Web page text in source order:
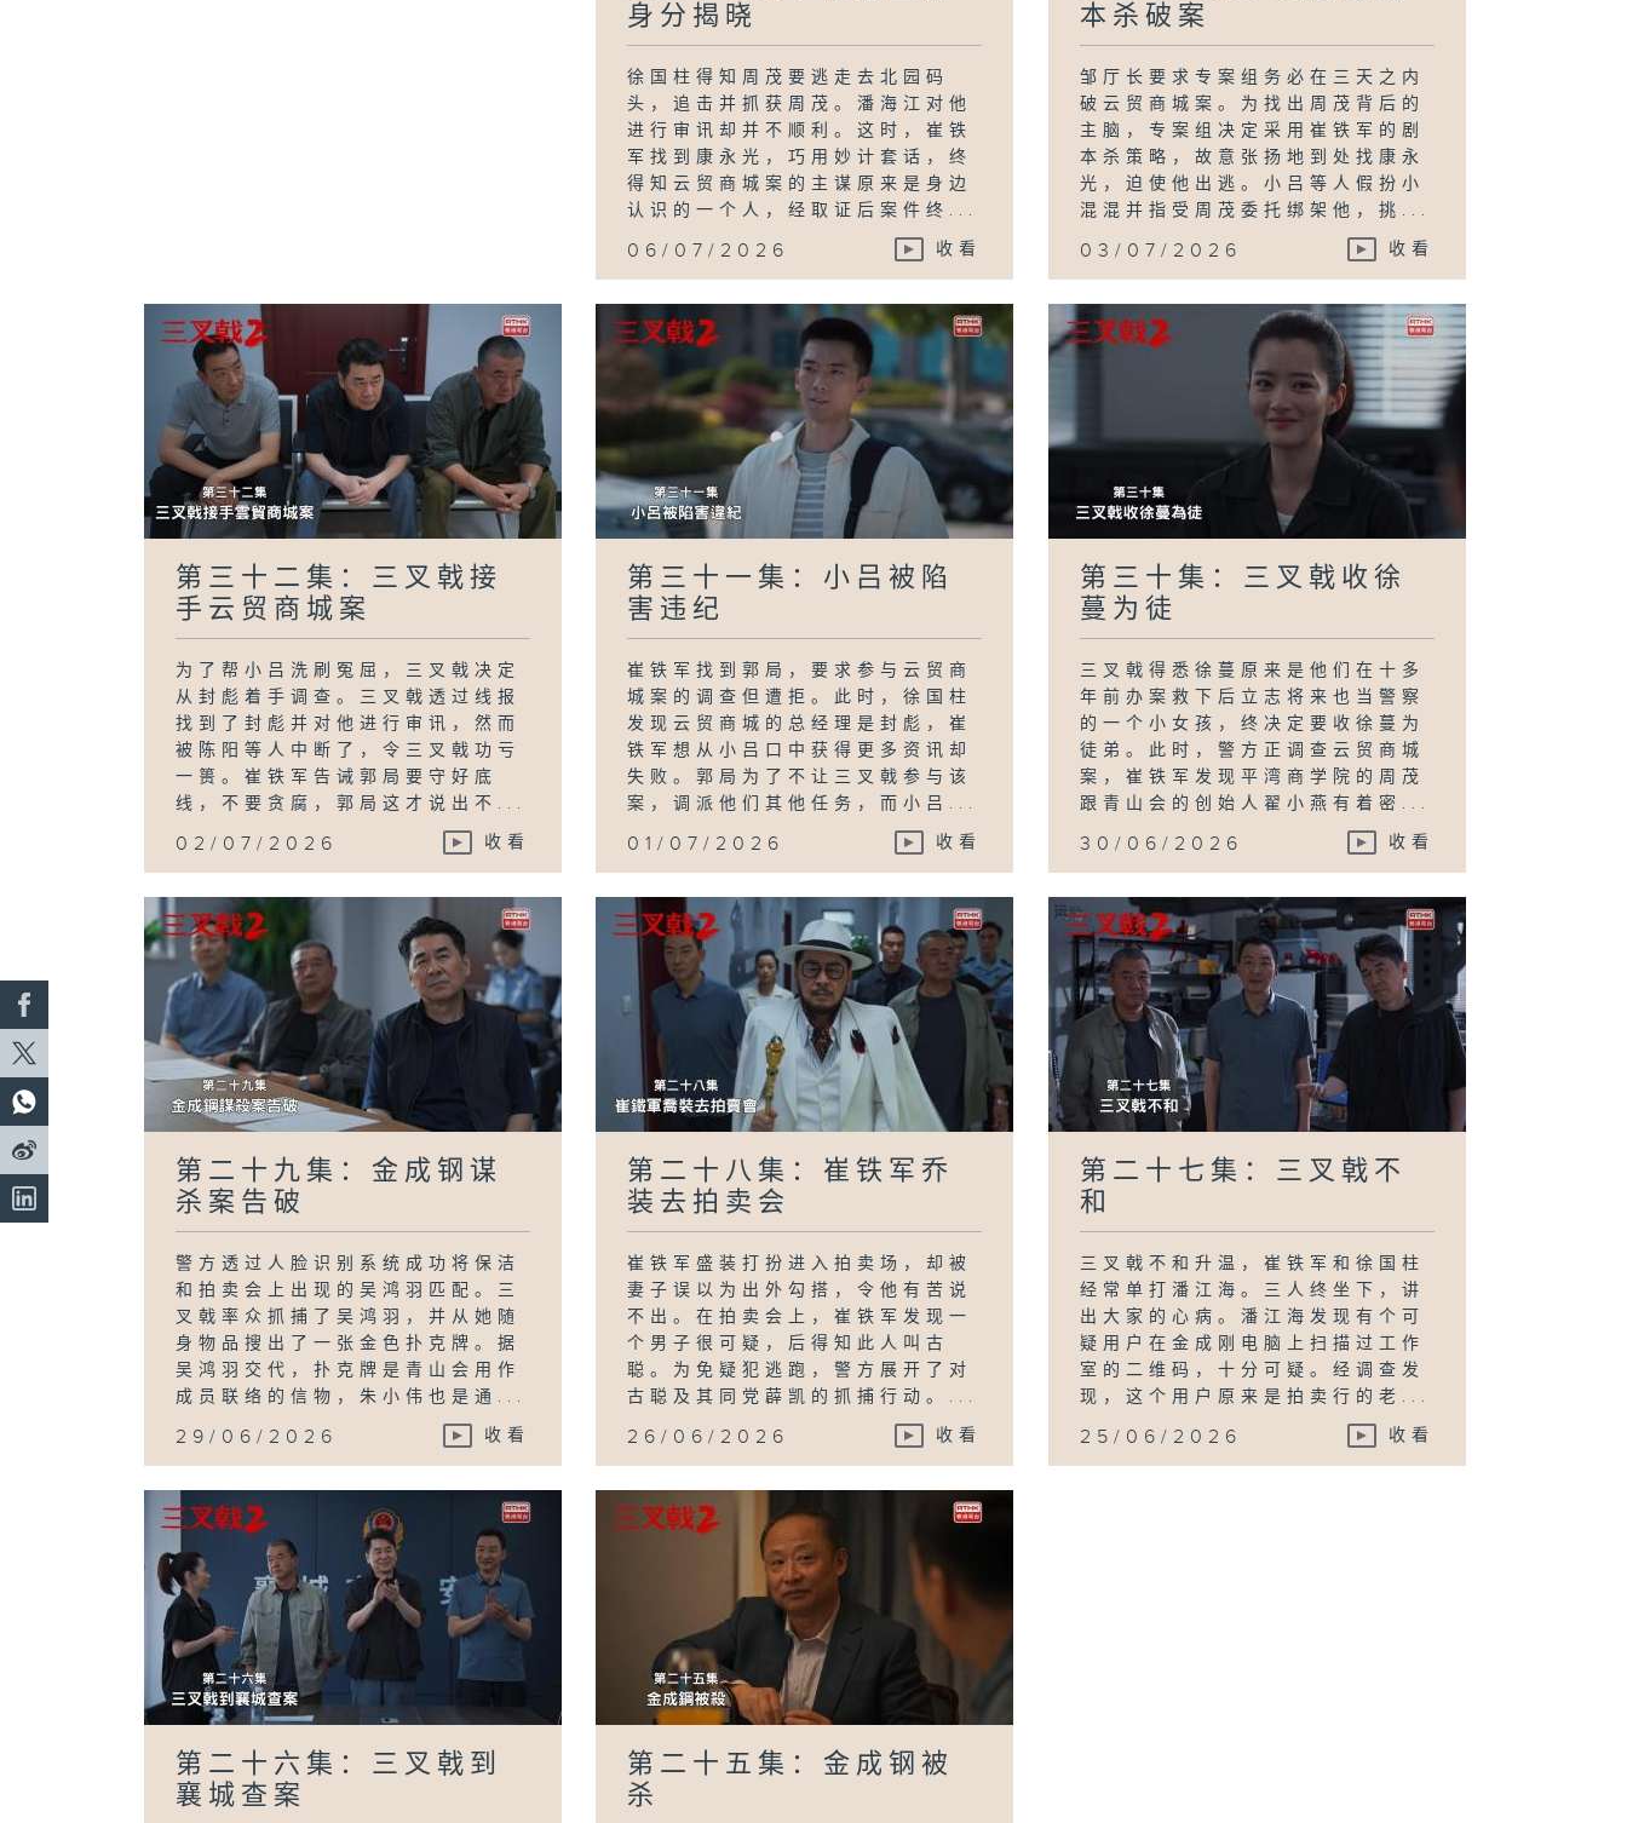
身分揭晓
徐国柱得知周茂要逃走去北园码
头，追击并抓获周茂。潘海江对他
进行审讯却并不顺利。这时，崔铁
军找到康永光，巧用妙计套话，终
得知云贸商城案的主谋原来是身边
认识的一个人，经取证后案件终...
06/07/2026 收看
本杀破案
邹厅长要求专案组务必在三天之内
破云贸商城案。为找出周茂背后的
主脑，专案组决定采用崔铁军的剧
本杀策略，故意张扬地到处找康永
光，迫使他出逃。小吕等人假扮小
混混并指受周茂委托绑架他，挑...
03/07/2026 收看
第三十二集：三叉戟接
手云贸商城案
为了帮小吕洗刷冤屈，三叉戟决定
从封彪着手调查。三叉戟透过线报
找到了封彪并对他进行审讯，然而
被陈阳等人中断了，令三叉戟功亏
一篑。崔铁军告诫郭局要守好底
线，不要贪腐，郭局这才说出不...
02/07/2026 收看
第三十一集：小吕被陷
害违纪
崔铁军找到郭局，要求参与云贸商
城案的调查但遭拒。此时，徐国柱
发现云贸商城的总经理是封彪，崔
铁军想从小吕口中获得更多资讯却
失败。郭局为了不让三叉戟参与该
案，调派他们其他任务，而小吕...
01/07/2026 收看
第三十集：三叉戟收徐
蔓为徒
三叉戟得悉徐蔓原来是他们在十多
年前办案救下后立志将来也当警察
的一个小女孩，终决定要收徐蔓为
徒弟。此时，警方正调查云贸商城
案，崔铁军发现平湾商学院的周茂
跟青山会的创始人翟小燕有着密...
30/06/2026 收看
第二十九集：金成钢谋
杀案告破
警方透过人脸识别系统成功将保洁
和拍卖会上出现的吴鸿羽匹配。三
叉戟率众抓捕了吴鸿羽，并从她随
身物品搜出了一张金色扑克牌。据
吴鸿羽交代，扑克牌是青山会用作
成员联络的信物，朱小伟也是通...
29/06/2026 收看
第二十八集：崔铁军乔
装去拍卖会
崔铁军盛装打扮进入拍卖场，却被
妻子误以为出外勾搭，令他有苦说
不出。在拍卖会上，崔铁军发现一
个男子很可疑，后得知此人叫古
聪。为免疑犯逃跑，警方展开了对
古聪及其同党薜凯的抓捕行动。...
26/06/2026 收看
第二十七集：三叉戟不
和
三叉戟不和升温，崔铁军和徐国柱
经常单打潘江海。三人终坐下，讲
出大家的心病。潘江海发现有个可
疑用户在金成刚电脑上扫描过工作
室的二维码，十分可疑。经调查发
现，这个用户原来是拍卖行的老...
25/06/2026 收看
第二十六集：三叉戟到
襄城查案
第二十五集：金成钢被
杀